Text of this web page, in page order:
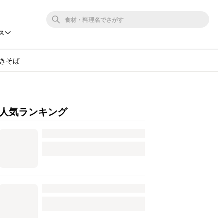
そば
人気ランキング